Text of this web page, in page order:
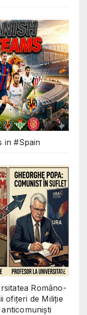
in #Spain
Româno-
ofițeri de Miliție